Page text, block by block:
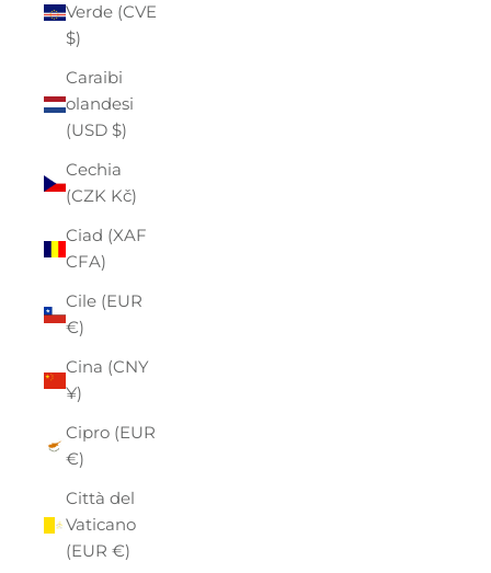
Verde (CVE
$)
Caraibi
olandesi
(USD $)
Cechia
(CZK Kč)
Ciad (XAF
CFA)
Cile (EUR
€)
Cina (CNY
¥)
Cipro (EUR
€)
Città del
Vaticano
(EUR €)